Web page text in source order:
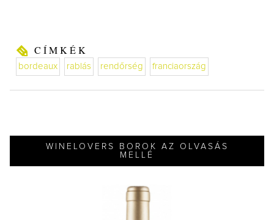
CÍMKÉK
bordeaux rablás rendőrség franciaország
WINELOVERS BOROK AZ OLVASÁS
MELLÉ